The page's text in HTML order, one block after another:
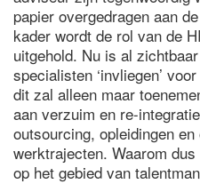
papier overgedragen aan
kader wordt de rol van de
uitgehold. Nu is al
specialisten ‘invliegen’
dit zal alleen maar
aan verzuim en re-
outsourcing, opleidingen
werktrajecten. Waarom
op het gebied van